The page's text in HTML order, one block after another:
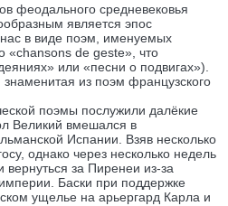
феодального средневековья
является эпос
в виде поэм, именуемых
«chansons de geste», что
или «песни о подвигах»).
из поэм французского
поэмы послужили далёкие
Великий вмешался в
Испании. Взяв несколько
однако через несколько недель
за Пиренеи из-за
Баски при поддержке
ущелье на арьергард Карла и